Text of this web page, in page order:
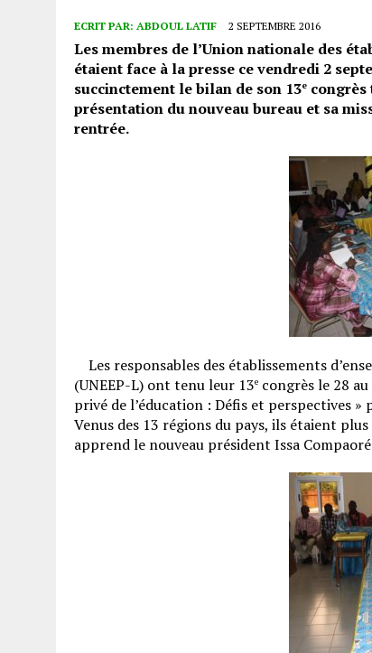
ECRIT PAR: ABDOUL LATIF 2 SEPTEMBRE 2016
Les membres de l’Union nationale des
étaient face à la presse ce vendredi 2
succinctement le bilan de son 13e congrès
présentation du nouveau bureau et sa
rentrée.
Les responsables des établissements
(UNEEP-L) ont tenu leur 13e congrès le 28
privé de l’éducation : Défis et perspectives
Venus des 13 régions du pays, ils étaient
apprend le nouveau président Issa